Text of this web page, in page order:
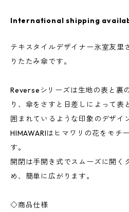
International shipping
テキスタイルデザイナー氷室友里
りたたみ傘です。
Reverseシリーズは生地の表と裏
り、傘をさすと日差しによって表
囲まれているような印象のデザイ
HIMAWARIはヒマワリの花をモチ
す。
開閉は手開き式でスムーズに開く
め、簡単に広がります。
◇商品仕様